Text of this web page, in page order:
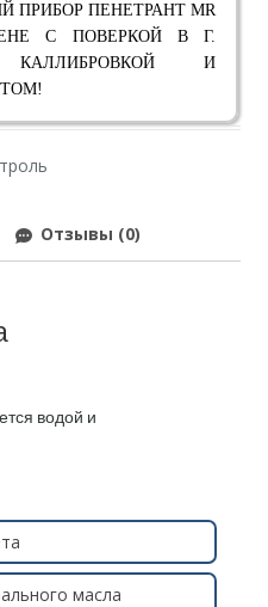
ПРИБОР ПЕНЕТРАНТ MR
С ПОВЕРКОЙ В Г.
И
Отзывы (0)
водой и
масла